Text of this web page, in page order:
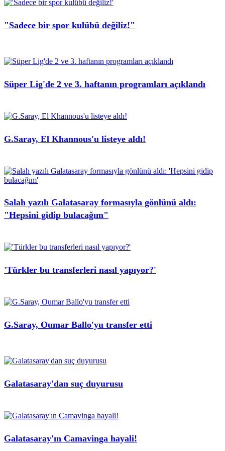
"Sadece bir spor kulübü değiliz!"
Süper Lig'de 2 ve 3. haftanın programları açıklandı
G.Saray, El Khannous'u listeye aldı!
Salah yazılı Galatasaray formasıyla gönlünü aldı:
"Hepsini gidip bulacağım"
'Türkler bu transferleri nasıl yapıyor?'
G.Saray, Oumar Ballo'yu transfer etti
Galatasaray'dan suç duyurusu
Galatasaray'ın Camavinga hayali!